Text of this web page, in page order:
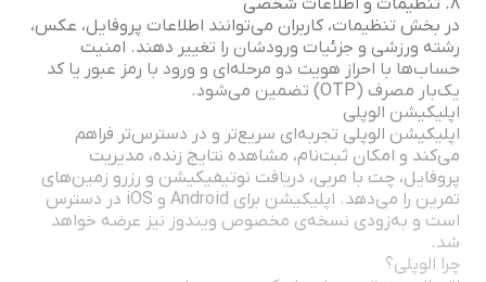
در بخش تنظیمات، کاربران می‌توانند اطلاعات پروفایل، عکس،
رشته ورزشی و جزئیات ورودشان را تغییر دهند. امنیت
حساب‌ها با احراز هویت دو مرحله‌ای و ورود با رمز عبور یا کد
یک‌بار مصرف (OTP) تضمین می‌شود.
اپلیکیشن الوپلی
اپلیکیشن الوپلی تجربه‌ای سریع‌تر و در دسترس‌تر فراهم
می‌کند و امکان ثبت‌نام، مشاهده نتایج زنده، مدیریت
پروفایل، چت با مربی، دریافت نوتیفیکیشن و رزرو زمین‌های
تمرین را می‌دهد. اپلیکیشن برای Android و iOS در دسترس
است و به‌زودی نسخه‌ی مخصوص ویندوز نیز عرضه خواهد
شد.
چرا الوپلی؟